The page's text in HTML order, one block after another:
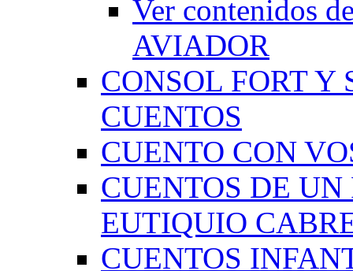
Ver contenidos
AVIADOR
CONSOL FORT Y
CUENTOS
CUENTO CON
CUENTOS DE
EUTIQUIO
CUENTOS